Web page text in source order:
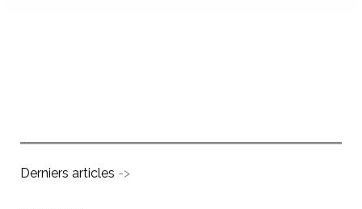
Derniers articles ->